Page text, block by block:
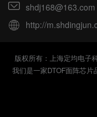
shdj168@163.com
http://
版权所有：上海定均电子
我们是一家DTOF面阵芯